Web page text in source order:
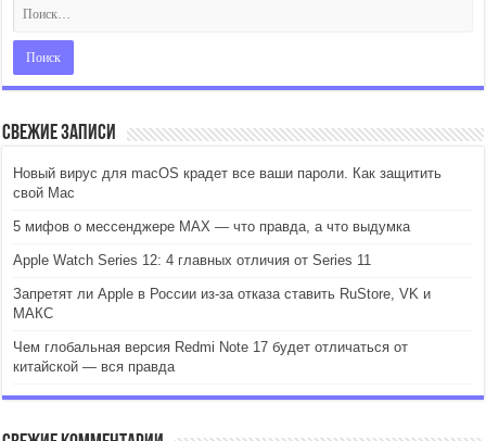
Свежие записи
Новый вирус для macOS крадет все ваши пароли. Как защитить
свой Mac
5 мифов о мессенджере MAX — что правда, а что выдумка
Apple Watch Series 12: 4 главных отличия от Series 11
Запретят ли Apple в России из-за отказа ставить RuStore, VK и
МАКС
Чем глобальная версия Redmi Note 17 будет отличаться от
китайской — вся правда